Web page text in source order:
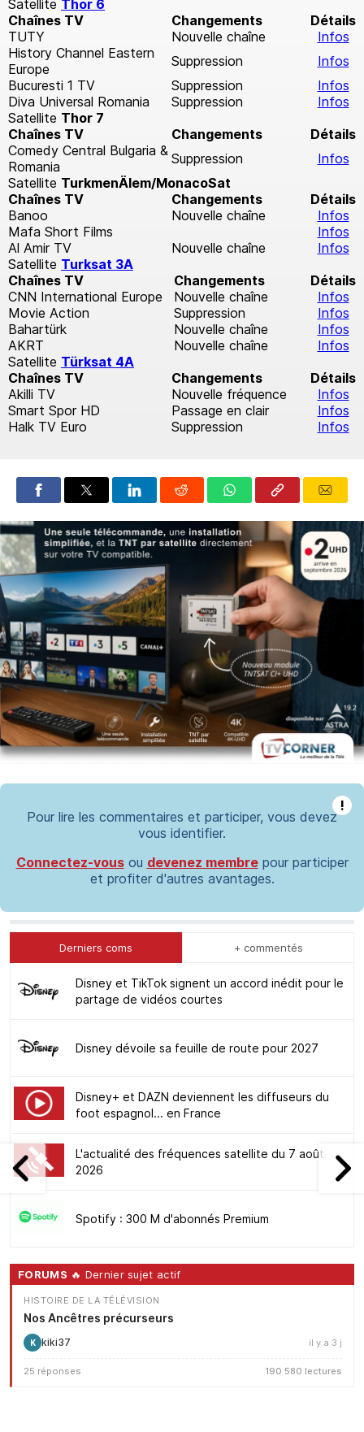
Satellite Thor 6
Chaînes TV
Changements
Détails
TUTY
Nouvelle chaîne
Infos
History Channel Eastern
Europe
Suppression
Infos
Bucuresti 1 TV
Suppression
Infos
Diva Universal Romania
Suppression
Infos
Satellite Thor 7
Chaînes TV
Changements
Détails
Comedy Central Bulgaria &
Romania
Suppression
Infos
Satellite TurkmenÄlem/MonacoSat
Chaînes TV
Changements
Détails
Banoo
Nouvelle chaîne
Infos
Mafa Short Films
Infos
Al Amir TV
Nouvelle chaîne
Infos
Satellite Turksat 3A
Chaînes TV
Changements
Détails
CNN International Europe
Nouvelle chaîne
Infos
Movie Action
Suppression
Infos
Bahartürk
Nouvelle chaîne
Infos
AKRT
Nouvelle chaîne
Infos
Satellite Türksat 4A
Chaînes TV
Changements
Détails
Akilli TV
Nouvelle fréquence
Infos
Smart Spor HD
Passage en clair
Infos
Halk TV Euro
Suppression Infos
!
Pour lire les commentaires et participer, vous devez
vous identifier.
Connectez-vousou devenez membrepour participer
et profiter d'autres avantages.
Derniers coms + commentés
Disney et TikTok signent un accord inédit pour le
partage de vidéos courtes
Disney dévoile sa feuille de route pour 2027
Disney+ et DAZN deviennent les diffuseurs du
foot espagnol... en France
L'actualité des fréquences satellite du 7 août
2026
Spotify : 300 M d'abonnés Premium
FORUMS 🔥 Dernier sujet actif
HISTOIRE DE LA TÉLÉVISION
Nos Ancêtres précurseurs
K kiki37 il y a 3 j
25 réponses 190 580 lectures